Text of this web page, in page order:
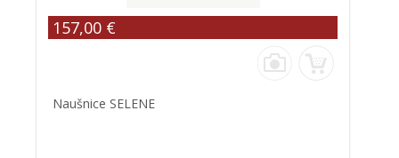
157,00 €
Naušnice SELENE